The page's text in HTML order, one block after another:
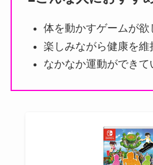
体を動かすゲームが欲
楽しみながら健康を維
なかなか運動ができて